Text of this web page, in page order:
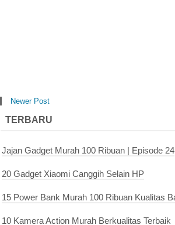
Newer Post
TERBARU
Jajan Gadget Murah 100 Ribuan | Episode 24
20 Gadget Xiaomi Canggih Selain HP
15 Power Bank Murah 100 Ribuan Kualitas
10 Kamera Action Murah Berkualitas Terbaik